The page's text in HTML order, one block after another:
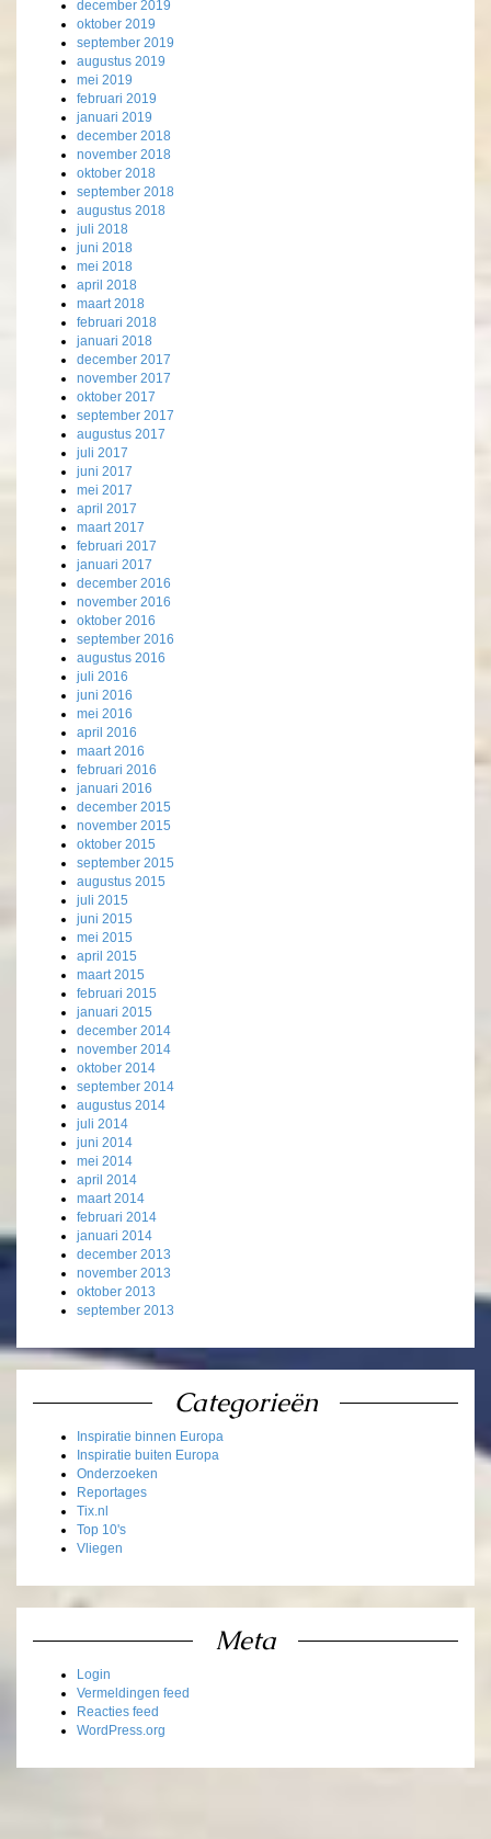
december 2019
oktober 2019
september 2019
augustus 2019
mei 2019
februari 2019
januari 2019
december 2018
november 2018
oktober 2018
september 2018
augustus 2018
juli 2018
juni 2018
mei 2018
april 2018
maart 2018
februari 2018
januari 2018
december 2017
november 2017
oktober 2017
september 2017
augustus 2017
juli 2017
juni 2017
mei 2017
april 2017
maart 2017
februari 2017
januari 2017
december 2016
november 2016
oktober 2016
september 2016
augustus 2016
juli 2016
juni 2016
mei 2016
april 2016
maart 2016
februari 2016
januari 2016
december 2015
november 2015
oktober 2015
september 2015
augustus 2015
juli 2015
juni 2015
mei 2015
april 2015
maart 2015
februari 2015
januari 2015
december 2014
november 2014
oktober 2014
september 2014
augustus 2014
juli 2014
juni 2014
mei 2014
april 2014
maart 2014
februari 2014
januari 2014
december 2013
november 2013
oktober 2013
september 2013
Categorieën
Inspiratie binnen Europa
Inspiratie buiten Europa
Onderzoeken
Reportages
Tix.nl
Top 10's
Vliegen
Meta
Login
Vermeldingen feed
Reacties feed
WordPress.org